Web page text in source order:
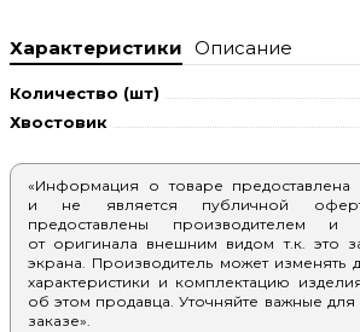
Характеристики Описание
Количество (шт)
Хвостовик
«Информация о товаре предоставлена
и не является публичной
предоставлены производителем и
от оригинала внешним видом т.к. это
экрана. Производитель может изменять
характеристики и комплектацию
об этом продавца. Уточняйте важные
заказе».